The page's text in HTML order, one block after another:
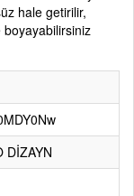
hale getirilir,
boyayabilirsiniz
DİZAYN